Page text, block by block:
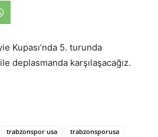
Kupası’nda 5. turunda
deplasmanda karşılaşacağız.
trabzonspor usa trabzonsporusa